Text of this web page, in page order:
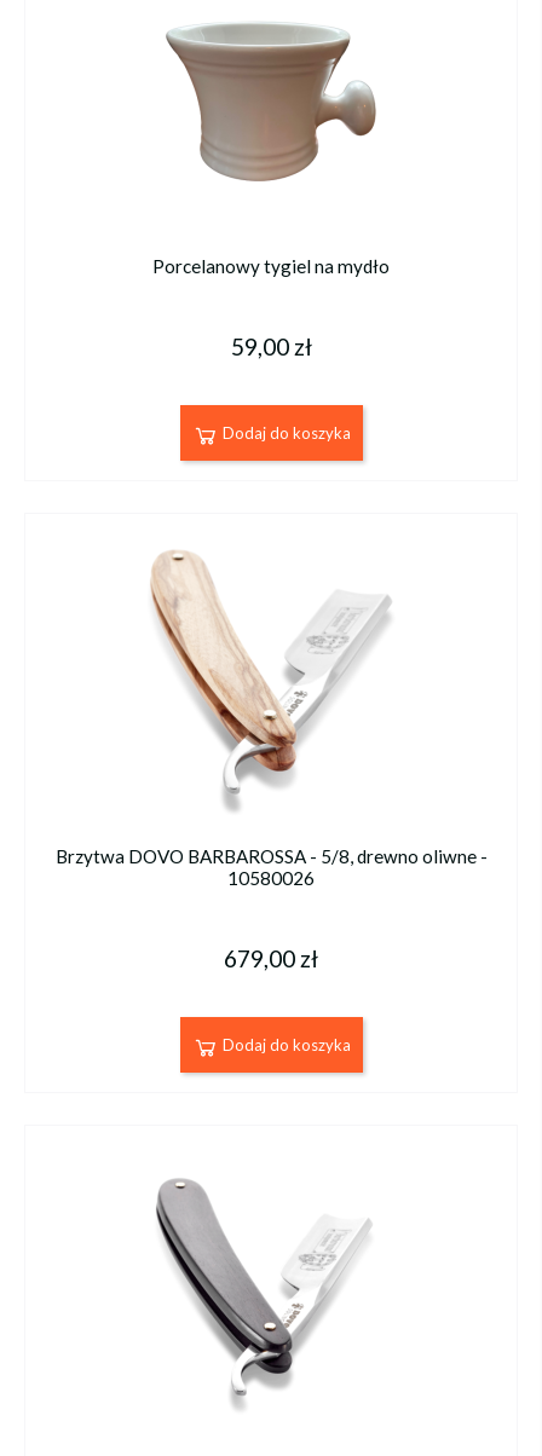
Porcelanowy tygiel na mydło
59,00 zł
Dodaj do koszyka
Brzytwa DOVO BARBAROSSA - 5/8, drewno oliwne -
10580026
679,00 zł
Dodaj do koszyka